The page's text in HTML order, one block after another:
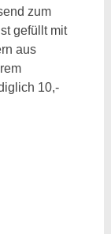
zum
gefüllt mit
aus
10,-